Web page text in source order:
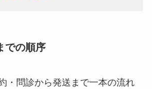
での順序
・問診から発送まで一本の流れ